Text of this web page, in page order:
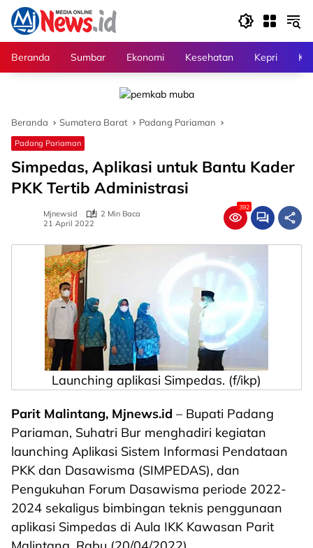
Langsung
konten
Beranda
Sumbar Ekonomi Kesehatan Kepri
Beranda Sumatera Barat Padang Pariaman
Padang Pariaman
Simpedas, Aplikasi untuk Bantu Kader
PKK Tertib Administrasi
Mjnewsid
2 Min Baca
21 April 2022
392
Launching aplikasi Simpedas. (f/ikp)
Parit Malintang, Mjnews.id – Bupati Padang
Pariaman, Suhatri Bur menghadiri kegiatan
launching Aplikasi Sistem Informasi Pendataan
PKK dan Dasawisma (SIMPEDAS), dan
Pengukuhan Forum Dasawisma periode 2022-
2024 sekaligus bimbingan teknis penggunaan
aplikasi Simpedas di Aula IKK Kawasan Parit